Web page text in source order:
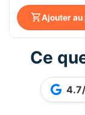
Ajouter au
Ce